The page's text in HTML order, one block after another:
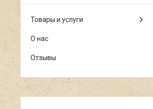
Товары и услуги
О нас
Отзывы